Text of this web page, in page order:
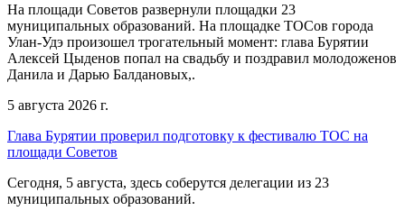
На площади Советов развернули площадки 23
муниципальных образований. На площадке ТОСов города
Улан-Удэ произошел трогательный момент: глава Бурятии
Алексей Цыденов попал на свадьбу и поздравил молодоженов
Данила и Дарью Балдановых,.
5 августа 2026 г.
Глава Бурятии проверил подготовку к фестивалю ТОС на
площади Советов
Сегодня, 5 августа, здесь соберутся делегации из 23
муниципальных образований.